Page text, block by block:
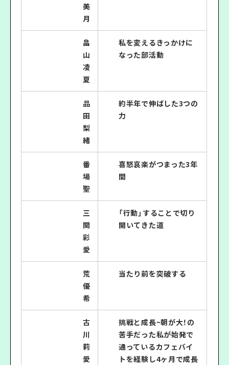
美
月
畠
山
凌
夏
私を変えるきっかけに
なった部活動
品
田
梨
緒
約半年で伸ばした3つの
力
番
場
聖
喜怒哀楽がつまった3年
間
三
関
彩
愛
「行動」することで切り
開いてきた道
荒
優
希
当たり前を突破する
古
川
莉
愛
挑戦と成長~朝が大！の
苦手だった私が始発で
通っているカフェバイ
トを経験し4ヶ月で成長